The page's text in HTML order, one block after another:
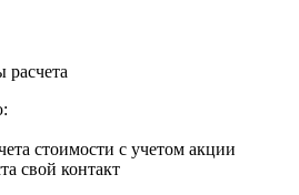
расчета
стоимости с учетом акции
свой контакт